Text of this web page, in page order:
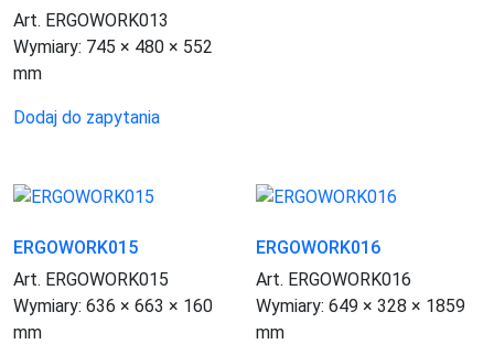
Art. ERGOWORK013
Wymiary: 745 × 480 × 552
mm
Dodaj do zapytania
ERGOWORK015
Art. ERGOWORK015
Wymiary: 636 × 663 × 160
mm
ERGOWORK016
Art. ERGOWORK016
Wymiary:649 × 328 × 1859
mm